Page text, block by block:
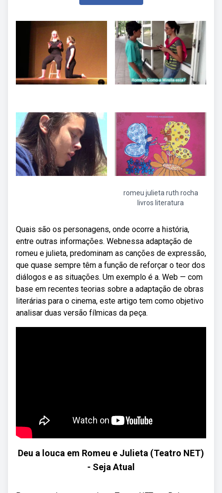
romeu julieta ruth rocha
livros literatura
Quais são os personagens, onde ocorre a história,
entre outras informações. Webnessa adaptação de
romeu e julieta, predominam as canções de expressão,
que quase sempre têm a função de reforçar o teor dos
diálogos e as situações. Um exemplo é a. Web — com
base em recentes teorias sobre a adaptação de obras
literárias para o cinema, este artigo tem como objetivo
analisar duas versão fílmicas da peça.
Deu a louca em Romeu e Julieta (Teatro NET)
- Seja Atual